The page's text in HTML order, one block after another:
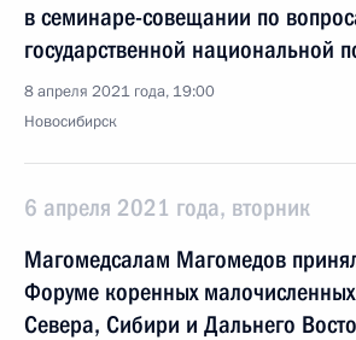
в семинаре-совещании по
государственной национальной
8 апреля 2021 года, 19:00
Новосибирск
6 апреля 2021 года, вторник
Магомедсалам Магомедов
Форуме коренных
Севера, Сибири и Дальнего